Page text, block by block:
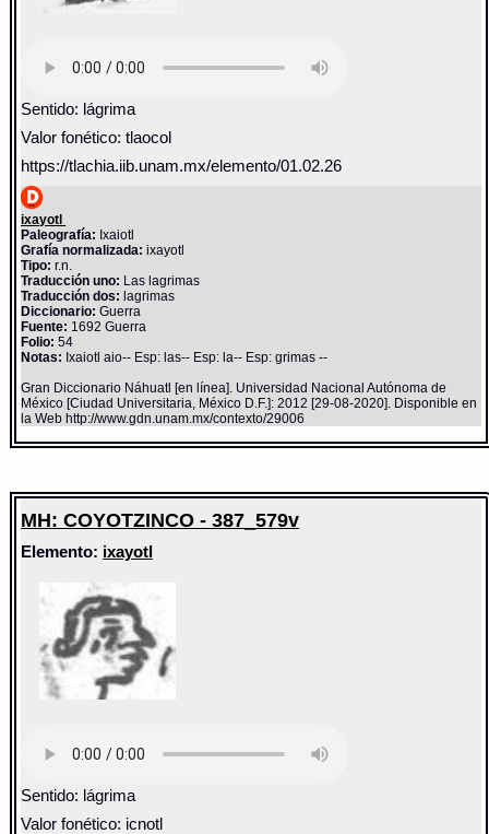
Sentido: lágrima
Valor fonético: tlaocol
https://tlachia.iib.unam.mx/elemento/01.02.26
ixayotl
Paleografía: Ixaiotl
Grafía normalizada: ixayotl
Tipo: r.n.
Traducción uno: Las lagrimas
Traducción dos: lagrimas
Diccionario:Guerra
Fuente: 1692 Guerra
Folio: 54
Notas: Ixaiotl aio-- Esp: las-- Esp: la-- Esp: grimas --
Gran Diccionario Náhuatl [en línea]. Universidad Nacional Autónoma de
México [Ciudad Universitaria, México D.F.]: 2012 [29-08-2020]. Disponible en
la Web http://www.gdn.unam.mx/contexto/29006
MH: COYOTZINCO - 387_579v
Elemento: ixayotl
Sentido: lágrima
Valor fonético: icnotl